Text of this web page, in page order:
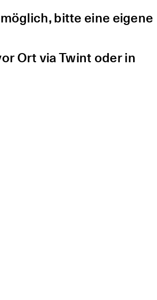
bitte eine eigene
Ort via Twint oder in